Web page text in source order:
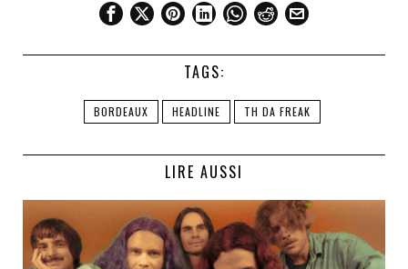
TAGS:
BORDEAUX HEADLINE TH DA FREAK
LIRE AUSSI